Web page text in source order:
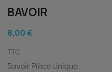
BAVOIR
8,00 €
TTC
Bavoir Pièce Unique